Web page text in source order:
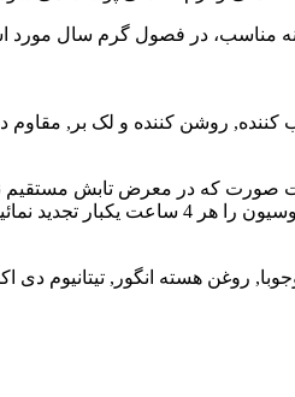
مناسب، در فصول گرم سال مورد
روشن کننده و لک بر, مقاوم
که در معرض تابش مستقیم
را تکان دهید.